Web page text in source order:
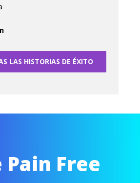
LAS HISTORIAS DE ÉXITO
Pain Free